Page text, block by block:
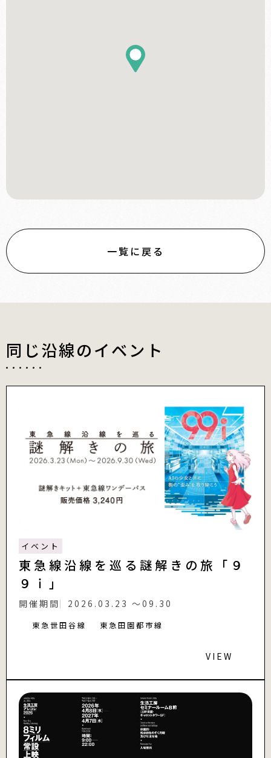
一覧に戻る
同じ沿線のイベント
イベント
東急線沿線を巡る謎解きの旅「９
９ｉ」
開催期間 2026.03.23 〜09.30
東急世田谷線 東急田園都市線
VIEW